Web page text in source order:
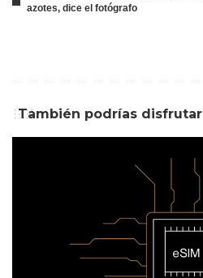
azotes, dice el fotógrafo
También podrías disfrutar